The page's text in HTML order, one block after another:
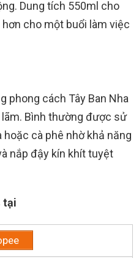
Dung tích 550ml cho
cho một buổi làm việc
phong cách Tây Ban Nha
Bình thường được sử
hoặc cà phê nhờ khả năng
nắp đậy kín khít tuyệt
tại